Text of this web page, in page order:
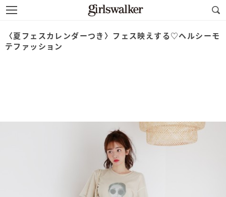
〈夏フェスカレンダーつき〉フェス映えする♡ヘルシーモ
テファッション